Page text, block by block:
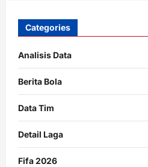
Categories
Analisis Data
Berita Bola
Data Tim
Detail Laga
Fifa 2026